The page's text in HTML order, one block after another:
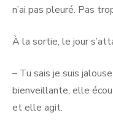
n’ai pas pleuré. Pas
À la sortie, le jour
– Tu sais je suis
bienveillante, elle
et elle agit.